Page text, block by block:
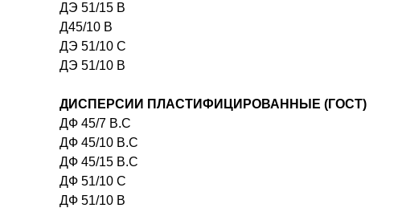
ДЭ 51/15 В
Д45/10 В
ДЭ 51/10 С
ДЭ 51/10 В
ДИСПЕРСИИ ПЛАСТИФИЦИРОВАННЫЕ (ГОСТ)
ДФ 45/7 В.С
ДФ 45/10 В.С
ДФ 45/15 В.С
ДФ 51/10 С
ДФ 51/10 В